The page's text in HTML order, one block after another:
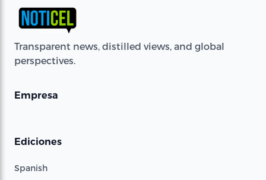
Transparent news, distilled views, and global
perspectives.
Empresa
Ediciones
Spanish